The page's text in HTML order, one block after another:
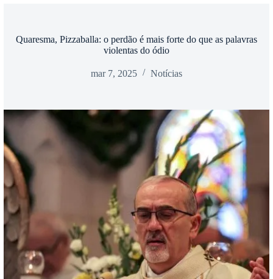
Quaresma, Pizzaballa: o perdão é mais forte do que as palavras
violentas do ódio
mar 7, 2025 Notícias